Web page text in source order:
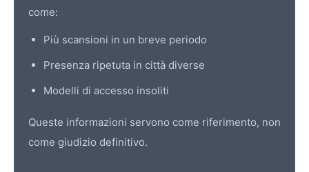
come:
Più scansioni in un breve periodo
Presenza ripetuta in città diverse
Modelli di accesso insoliti
Queste informazioni servono come riferimento, non
come giudizio definitivo.